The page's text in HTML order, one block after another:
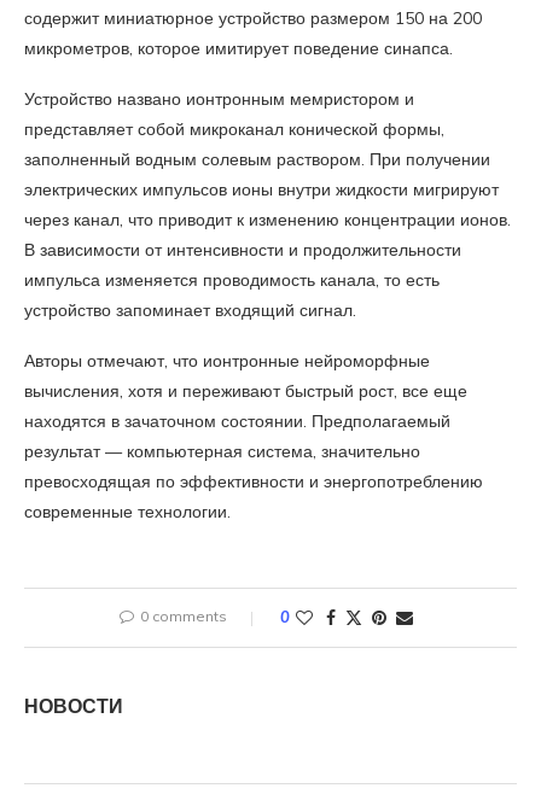
содержит миниатюрное устройство размером 150 на 200
микрометров, которое имитирует поведение синапса.
Устройство названо ионтронным мемристором и
представляет собой микроканал конической формы,
заполненный водным солевым раствором. При получении
электрических импульсов ионы внутри жидкости мигрируют
через канал, что приводит к изменению концентрации ионов.
В зависимости от интенсивности и продолжительности
импульса изменяется проводимость канала, то есть
устройство запоминает входящий сигнал.
Авторы отмечают, что ионтронные нейроморфные
вычисления, хотя и переживают быстрый рост, все еще
находятся в зачаточном состоянии. Предполагаемый
результат — компьютерная система, значительно
превосходящая по эффективности и энергопотреблению
современные технологии.
0 comments 0
НОВОСТИ